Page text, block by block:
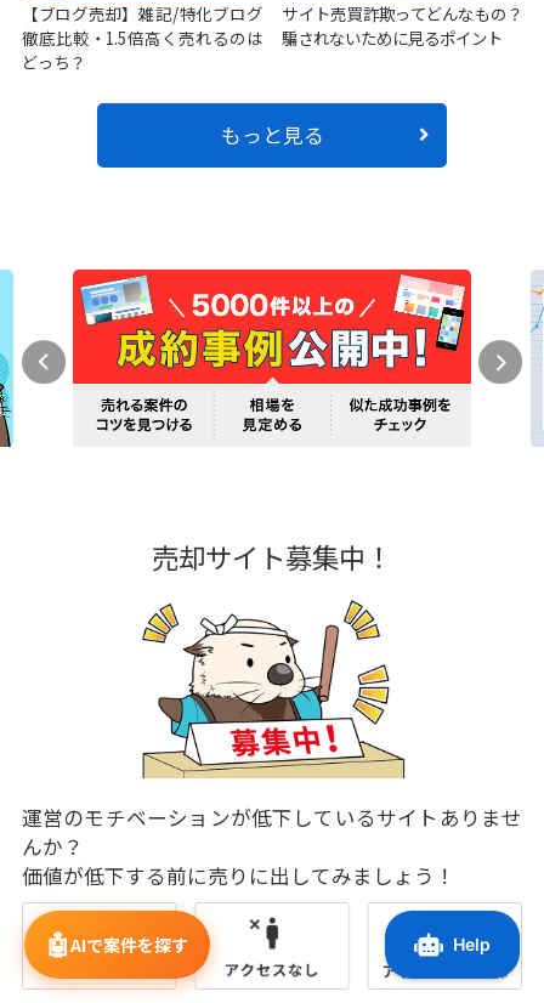
【ブログ売却】雑記/特化ブログ
徹底比較・1.5倍高く売れるのは
どっち？
サイト売買詐欺ってどんなもの？
騙されないために見るポイント
もっと見る
売却サイト募集中！
運営のモチベーションが低下しているサイトありませ
んか？
価値が低下する前に売りに出してみましょう！
🤖AIで案件を探す